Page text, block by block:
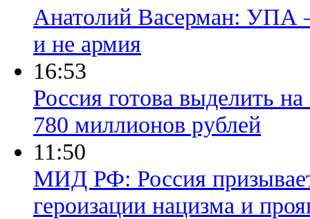
Анатолий Васерман: УПА
и не армия
16:53
Россия готова выделить
780 миллионов рублей
11:50
МИД РФ: Россия
героизации нацизма и